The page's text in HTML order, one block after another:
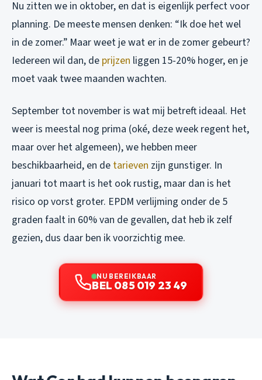
Nu zitten we in oktober, en dat is eigenlijk perfect voor
planning. De meeste mensen denken: “Ik doe het wel
in de zomer.” Maar weet je wat er in de zomer gebeurt?
Iedereen wil dan, de prijzen liggen 15-20% hoger, en je
moet vaak twee maanden wachten.
September tot november is wat mij betreft ideaal. Het
weer is meestal nog prima (oké, deze week regent het,
maar over het algemeen), we hebben meer
beschikbaarheid, en de tarieven zijn gunstiger. In
januari tot maart is het ook rustig, maar dan is het
risico op vorst groter. EPDM verlijming onder de 5
graden faalt in 60% van de gevallen, dat heb ik zelf
gezien, dus daar ben ik voorzichtig mee.
NU BEREIKBAAR
BEL 085 019 23 49